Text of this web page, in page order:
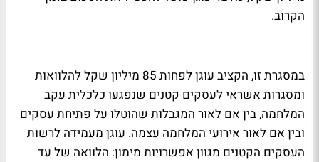
הקרוב.
במסגרת זו, הקציב עוגן לפחות 85 מיליון שקל להלוואות
ומסגרות אשראי לעסקים קטנים שנפגעו כלכלית עקב
המלחמה, בין אם לאור המגבלות שהוטלו על פתיחת עסקים
ובין אם לאור אירועי המלחמה עצמה. עוגן מעמידה לרשות
העסקים הקטנים מגוון אפשרויות מימון: הלוואה של עד